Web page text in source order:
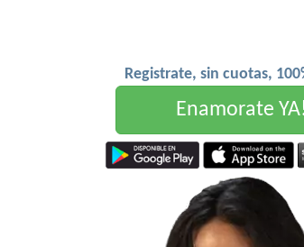
Registrate, sin cuotas,
Enamorate